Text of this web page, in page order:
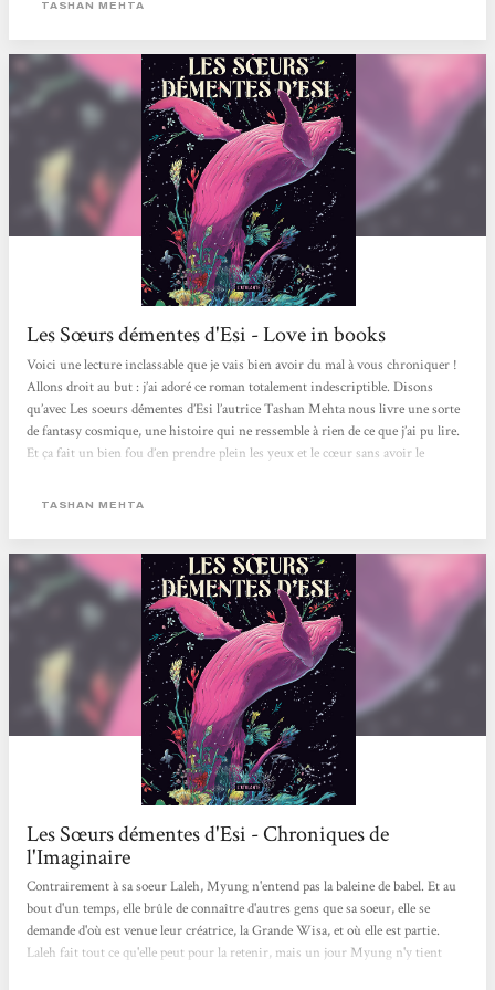
TASHAN MEHTA
Les Sœurs démentes d'Esi - Love in books
Voici une lecture inclassable que je vais bien avoir du mal à vous chroniquer !
Allons droit au but : j’ai adoré ce roman totalement indescriptible. Disons
qu’avec Les soeurs démentes d’Esi l’autrice Tashan Mehta nous livre une sorte
de fantasy cosmique, une histoire qui ne ressemble à rien de ce que j’ai pu lire.
Et ça fait un bien fou d’en prendre plein les yeux et le cœur sans avoir le
roman sans en avoir lu le moindre résumé (je déteste les quatrièmes de
TASHAN MEHTA
Les Sœurs démentes d'Esi - Chroniques de
l'Imaginaire
Contrairement à sa soeur Laleh, Myung n'entend pas la baleine de babel. Et au
bout d'un temps, elle brûle de connaître d'autres gens que sa soeur, elle se
demande d'où est venue leur créatrice, la Grande Wisa, et où elle est partie.
Laleh fait tout ce qu'elle peut pour la retenir, mais un jour Myung n'y tient